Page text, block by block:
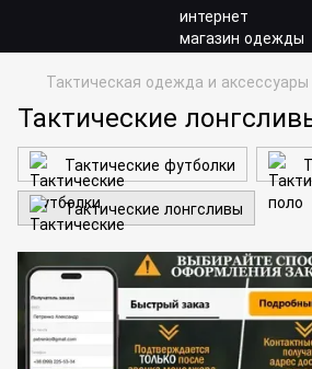
Тактическая одежда и аксессуары
Тактические
Тактические футболки
Тактические лонгсливы